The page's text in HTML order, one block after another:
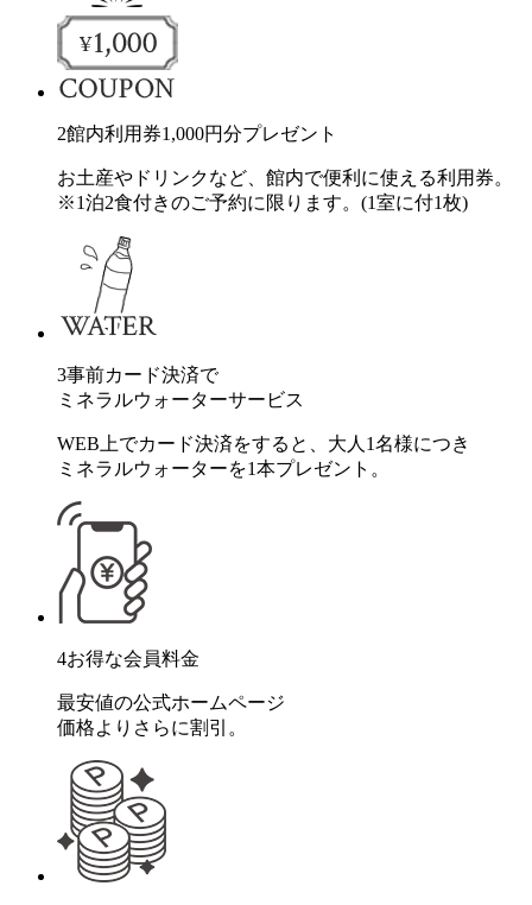
2館内利用券1,000円分プレゼント
お土産やドリンクなど、館内で便利に使える利用券。
※1泊2食付きのご予約に限ります。(1室に付1枚)
3事前カード決済で
ミネラルウォーターサービス
WEB上でカード決済をすると、大人1名様につき
ミネラルウォーターを1本プレゼント。
4お得な会員料金
最安値の公式ホームページ
価格よりさらに割引。